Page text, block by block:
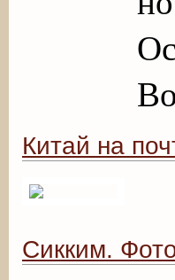
Китай на
Сикким.